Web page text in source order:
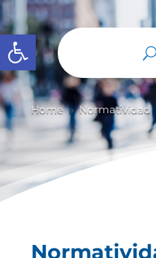
Abrir barra de herramientas
Home 9 Normatividad